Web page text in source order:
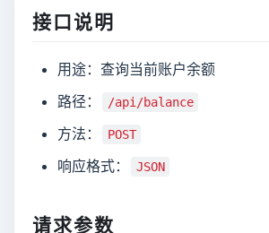
接口说明
用途：查询当前账户余额
路径：
/api/balance
方法： POST
响应格式： JSON
请求参数